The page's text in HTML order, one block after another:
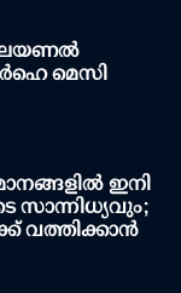
ലയണൽ
മെസി
ഇനി
സാന്നിധ്യവും;
വത്തിക്കാൻ